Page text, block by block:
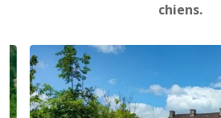
chiens.